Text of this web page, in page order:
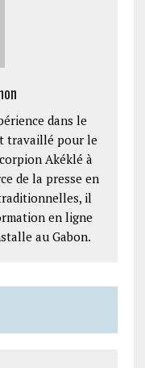
dans le
travaillé pour le
Akéklé à
de la presse en
il
en ligne
au Gabon.